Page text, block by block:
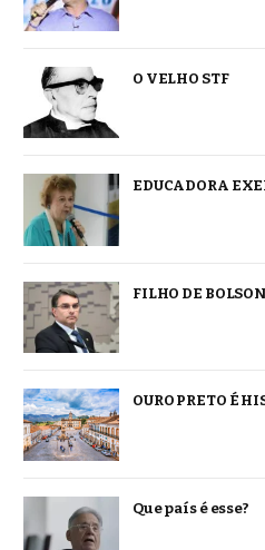
O VELHO STF
EDUCADORA
FILHO DE
OURO PRETO É
Que país é esse?